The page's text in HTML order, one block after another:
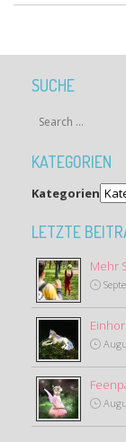
SUCHE
KATEGORIEN
Kategorien
LETZTE
Mehr